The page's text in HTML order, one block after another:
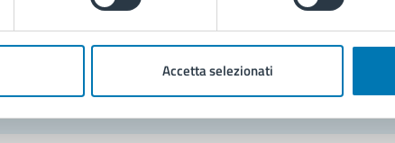
Accetta selezionati
Problemi in città